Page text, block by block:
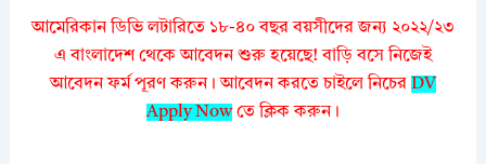
আমেরিকান ডিভি লটারিতে ১৮-৪০ বছর বয়সীদের জন্য ২০২২/২৩
এ বাংলাদেশ থেকে আবেদন শুরু হয়েছে! বাড়ি বসে নিজেই
আবেদন ফর্ম পূরণ করুন। আবেদন করতে চাইলে নিচের DV
Apply Nowতে ক্লিক করুন।